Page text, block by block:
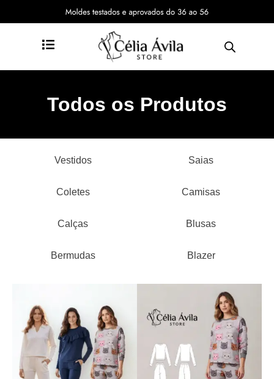
Todos os Produtos
Vestidos Saias
Coletes Camisas
Calças Blusas
Bermudas Blazer